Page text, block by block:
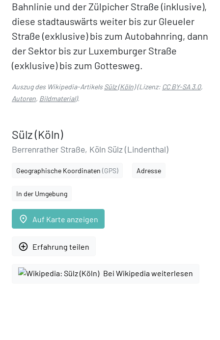
Bahnlinie und der Zülpicher Straße (inklusive),
diese stadtauswärts weiter bis zur Gleueler
Straße (exklusive) bis zum Autobahnring, dann
der Sektor bis zur Luxemburger Straße
(exklusive) bis zum Gottesweg.
Auszug des Wikipedia-ArtikelsSülz (Köln)(Lizenz: CC BY-SA 3.0,
Autoren, Bildmaterial).
Sülz (Köln)
Berrenrather Straße, Köln Sülz (Lindenthal)
Geographische Koordinaten (GPS) Adresse
In der Umgebung
place Auf Karte anzeigen
add_circle_outline Erfahrung teilen
Bei Wikipedia weiterlesen